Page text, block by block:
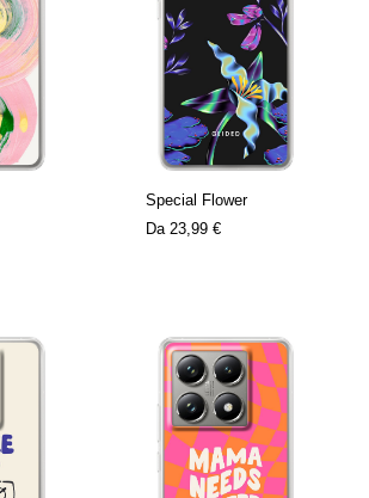
Special Flower
Da 23,99 €